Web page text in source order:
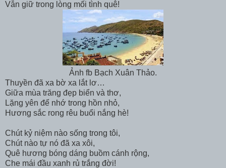
Vẫn giữ trong lòng mối tình quê!
Ảnh fb Bạch Xuân Thảo.
Thuyền đã xa bờ xa lắt lơ…
Giữa mùa trăng đẹp biển và thơ,
Lặng yên để nhớ trong hồn nhỏ,
Hương sắc rong rêu buổi nắng hè!
Chút kỷ niệm nào sống trong tôi,
Chút nào tự nó đã xa xôi,
Quê hương bóng dáng buồm cánh rộng,
Che mái đầu xanh rủ trắng đời!